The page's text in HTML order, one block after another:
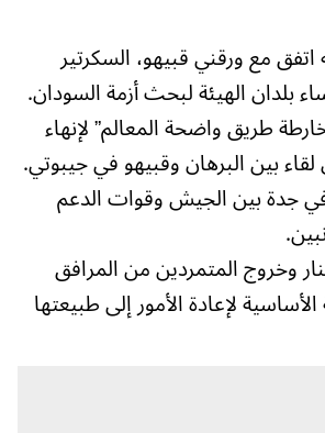
مع ورقني قبيهو، السكرتير
بلدان الهيئة لبحث أزمة السودان.
طريق واضحة المعالم” لإنهاء
بين البرهان وقبيهو في جيبوتي.
جدة بين الجيش وقوات الدعم
وخروج المتمردين من المرافق
لإعادة الأمور إلى طبيعتها